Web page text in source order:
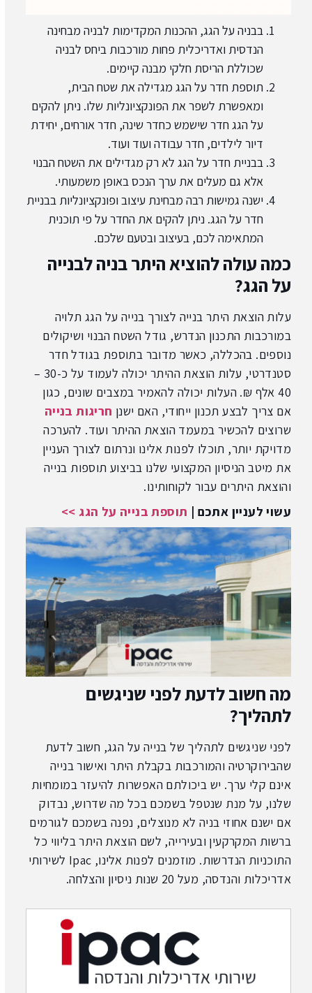
בבניה על הגג, ההכנות המקדימות לבניה מבחינה
הנדסית ואדריכלית פחות מורכבות ביחס לבניה
שכוללת הריסת חלקי מבנה קיימים.
תוספת חדר על הגג מגדילה את שטח הבית,
ומאפשרת לשפר את הפונקציונליות שלו. ניתן להקים
על הגג חדר שישמש כחדר שינה, חדר אורחים, יחידת
דיור לילדים, חדר עבודה ועוד ועוד.
בבניית חדר על הגג לא רק מגדילים את השטח הבנוי
אלא גם מעלים את ערך הנכס באופן משמעותי.
ישנה גמישות רבה מבחינת עיצוב ופונקציונליות בבניית
חדר על הגג. ניתן להקים את החדר על פי תוכנית
המתאימה לכם, בעיצוב ובטעם שלכם.
כמה עולה להוציא היתר בניה לבנייה
על הגג?
עלות הוצאת היתר בנייה לצורך בנייה על הגג תלויה
במורכבות התכנון הנדרש, גודל השטח הבנוי ושיקולים
נוספים. בהכללה, כאשר מדובר בתוספת בגודל חדר
סטנדרטי, עלות הוצאת ההיתר יכולה לעמוד על כ-30 –
40 אלף ₪. העלות יכולה להאמיר במצבים שונים, כגון
אם צריך לבצע תכנון ייחודי, האם ישנן חריגות בנייה
שרוצים להכשיר במעמד הוצאת ההיתר ועוד. להערכה
מדויקת יותר, תוכלו לפנות אלינו ונרתום לצורך העניין
את מיטב הניסיון המקצועי שלנו בביצוע תוספות בנייה
והוצאת היתרים עבור לקוחותינו.
עשוי לעניין אתכם | תוספת בנייה על הגג >>
מה חשוב לדעת לפני שניגשים
לתהליך?
לפני שניגשים לתהליך של בנייה על הגג, חשוב לדעת
שהבירוקרטיה והמורכבות בקבלת היתר ואישור בנייה
אינם קלי ערך. יש ביכולתם האפשרות להיעזר במומחיות
שלנו, על מנת שנטפל בשמכם בכל מה שדרוש, נבדוק
אם ישנם אחוזי בניה לא מנוצלים, נפנה בשמכם לגורמים
ברשות המקרקעין ובעירייה, לשם הוצאת היתר בליווי כל
התוכניות הנדרשות. מוזמנים לפנות אלינו, Ipac לשירותי
אדריכלות והנדסה, מעל 20 שנות ניסיון והצלחה.